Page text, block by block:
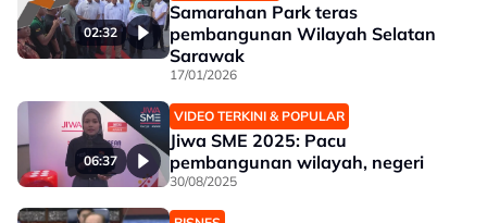
02:32
Samarahan Park teras
pembangunan Wilayah Selatan
Sarawak
17/01/2026
06:37
VIDEO TERKINI & POPULAR
Jiwa SME 2025: Pacu
pembangunan wilayah, negeri
30/08/2025